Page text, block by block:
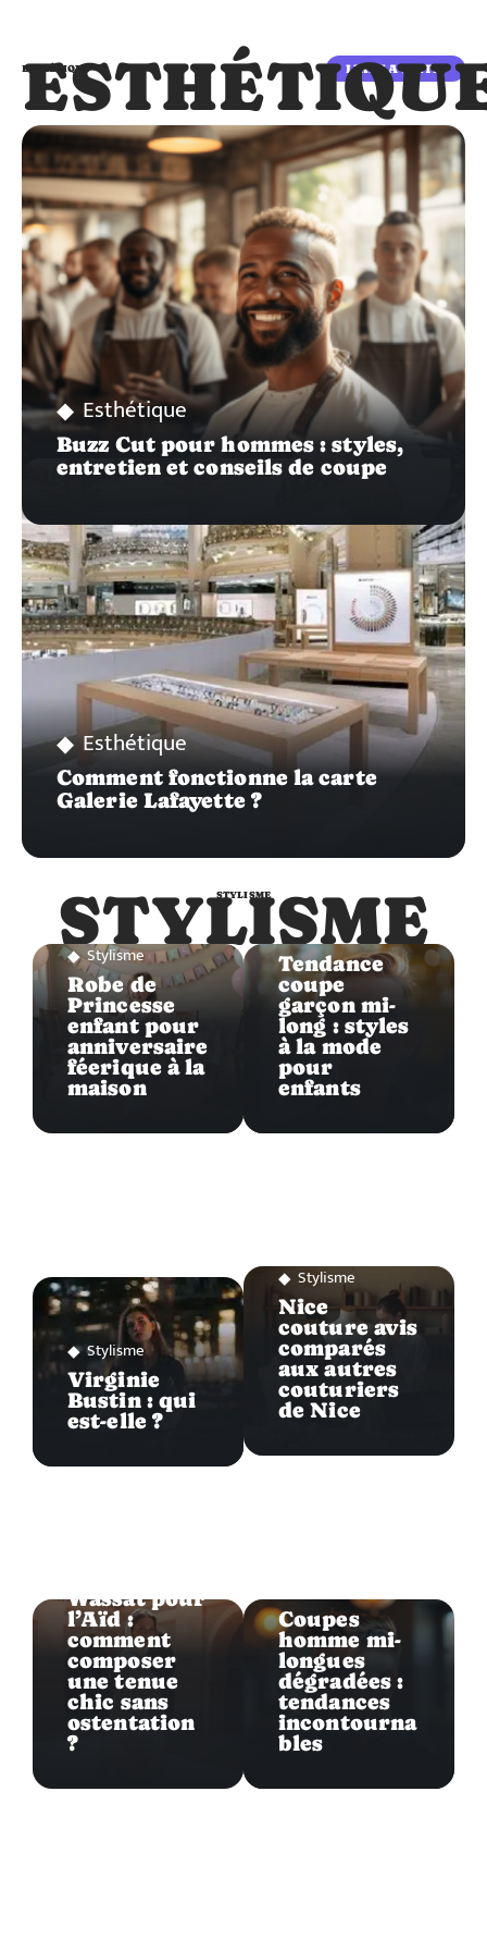
ESTHÉTIQUE LIRE LA SUITE
Esthétique
Buzz Cut pour hommes : styles,
entretien et conseils de coupe
Esthétique
Comment fonctionne la carte
Galerie Lafayette ?
STYLISME
STYLISME
Stylisme
Robe de
Princesse
enfant pour
anniversaire
féerique à la
maison
Stylisme
Virginie
Bustin : qui
est-elle ?
Wassat pour
l’Aïd :
comment
composer
une tenue
chic sans
ostentation
?
Stylisme
Tendance
coupe
garçon mi-
long : styles
à la mode
pour
enfants
Stylisme
Nice
couture avis
comparés
aux autres
couturiers
de Nice
Coupes
homme mi-
longues
dégradées :
tendances
incontourna
bles